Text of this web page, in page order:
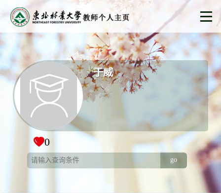
于威
0
go